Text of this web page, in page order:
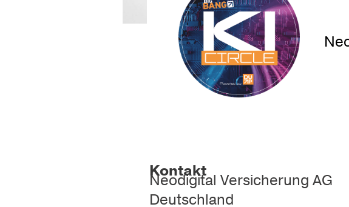
Kontakt
Neodigital Versicherung AG
Deutschland